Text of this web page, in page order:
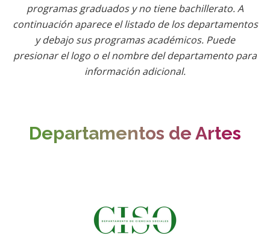
programas graduados y no tiene bachillerato. A
continuación aparece el listado de los departamentos
y debajo sus programas académicos. Puede
presionar el logo o el nombre del departamento para
información adicional.
Departamentos de Artes